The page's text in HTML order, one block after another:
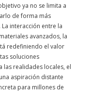
ya no se limita a
de forma más
interacción entre la
avanzados, la
redefiniendo el valor
soluciones
las realidades locales, el
aspiración distante
para millones de